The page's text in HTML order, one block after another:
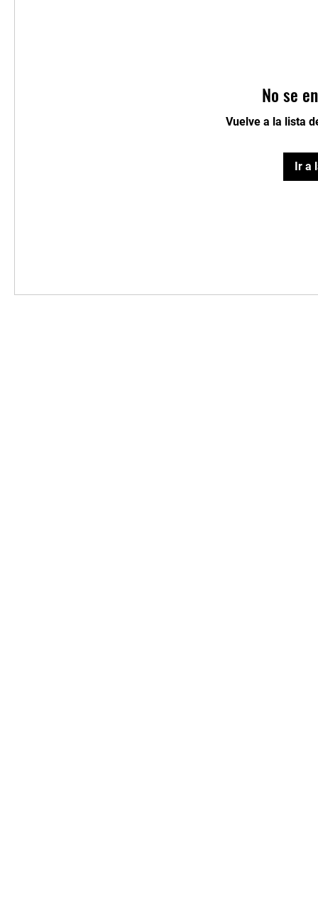
No se
Vuelve a la lista
Ir a